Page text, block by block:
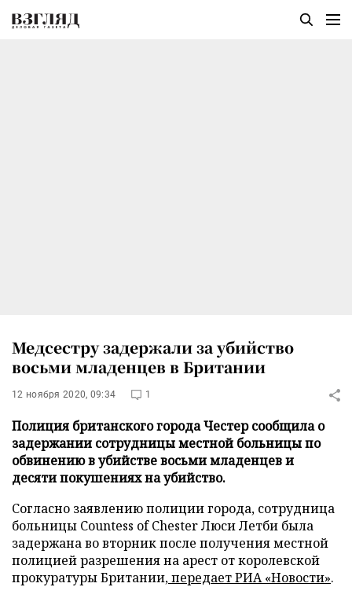
Медсестру задержали за убийство
восьми младенцев в Британии
12 ноября 2020, 09:34 1
Полиция британского города Честер сообщила о
задержании сотрудницы местной больницы по
обвинению в убийстве восьми младенцев и
десяти покушениях на убийство.
Согласно заявлению полиции города, сотрудница
больницы Countess of Chester Люси Летби была
задержана во вторник после получения местной
полицией разрешения на арест от королевской
прокуратуры Британии,передаетРИА «Новости».